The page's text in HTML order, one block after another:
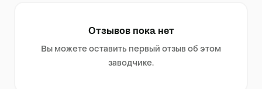
Отзывов пока нет
Вы можете оставить первый отзыв об этом
заводчике.